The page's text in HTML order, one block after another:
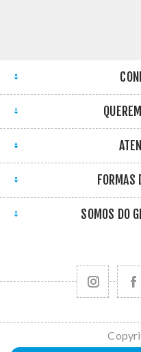
FORMAS
SOMOS DO